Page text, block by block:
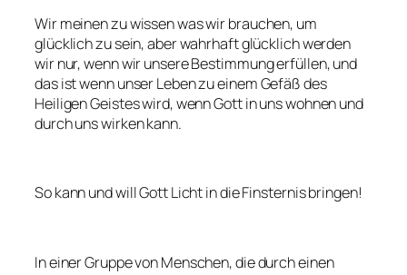
Wir meinen zu wissen was wir brauchen, um
glücklich zu sein, aber wahrhaft glücklich werden
wir nur, wenn wir unsere Bestimmung erfüllen, und
das ist wenn unser Leben zu einem Gefäß des
Heiligen Geistes wird, wenn Gott in uns wohnen und
durch uns wirken kann.
So kann und will Gott Licht in die Finsternis bringen!
In einer Gruppe von Menschen, die durch einen